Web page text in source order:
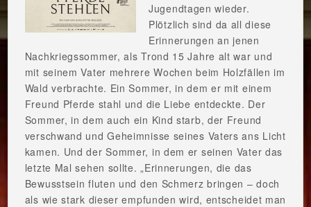
Jugendtagen wieder.
Plötzlich sind da all diese
Erinnerungen an jenen
Nachkriegssommer, als Trond 15 Jahre alt war und
mit seinem Vater mehrere Wochen beim Holzfällen im
Wald verbrachte. Ein Sommer, in dem er mit einem
Freund Pferde stahl und die Liebe entdeckte. Der
Sommer, in dem auch ein Kind starb, der Freund
verschwand und Geheimnisse seines Vaters ans Licht
kamen. Und der Sommer, in dem er seinen Vater das
letzte Mal sehen sollte. „Erinnerungen, die das
Bewusstsein fluten und den Schmerz bringen – doch
als wie stark dieser empfunden wird, entscheidet man